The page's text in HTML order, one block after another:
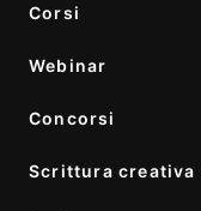
Corsi
Webinar
Concorsi
Scrittura creativa